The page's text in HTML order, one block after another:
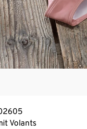
Volants